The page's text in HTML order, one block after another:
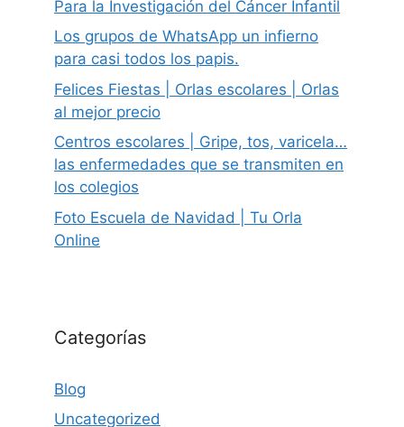
Para la Investigación del Cáncer Infantil
Los grupos de WhatsApp un infierno
para casi todos los papis.
Felices Fiestas | Orlas escolares | Orlas
al mejor precio
Centros escolares | Gripe, tos, varicela…
las enfermedades que se transmiten en
los colegios
Foto Escuela de Navidad | Tu Orla
Online
Categorías
Blog
Uncategorized